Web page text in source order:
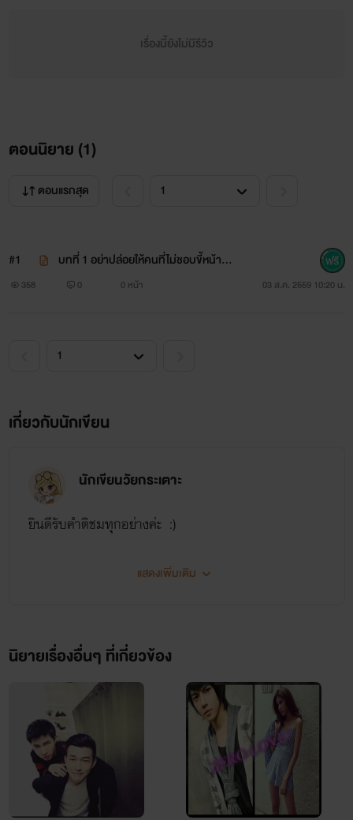
เรื่องนี้ยังไม่มีรีวิว
ตอนนิยาย (1)
ตอนแรกสุด
#1
บทที่ 1 อย่าปล่อยให้คนที่ไม่ชอบขี้หน้ากั
นอยู่กันตามลำพัง
358 0 0 หน้า 03 ส.ค. 2559 10:20 น.
เกี่ยวกับนักเขียน
นักเขียนวัยกระเตาะ
ยินดีรับคำติชมทุกอย่างค่ะ :)
แสดงเพิ่มเติม
นิยายเรื่องอื่นๆ ที่เกี่ยวข้อง